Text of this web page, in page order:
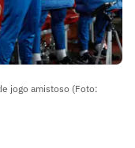
jogo amistoso (Foto: